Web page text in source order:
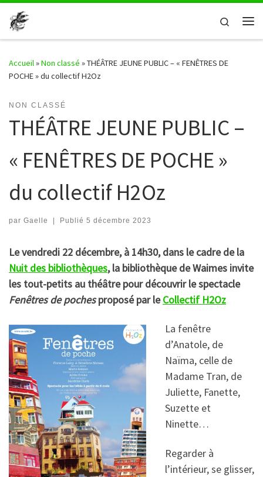
Passer au contenu
Search
Accueil»Non classé »THÉÂTRE JEUNE PUBLIC – « FENÊTRES DE
POCHE » du collectif H2Oz
NON CLASSÉ
THÉÂTRE JEUNE PUBLIC –
« FENÊTRES DE POCHE »
du collectif H2Oz
par Gaelle | Publié 5 décembre 2023
Le vendredi 22 décembre, à 14h30, dans le cadre de la
Nuit des bibliothèques, la bibliothèque de Waimes invite
les tout-petits au théâtre pour découvrir le spectacle
Fenêtres de poches proposé par leCollectif H2Oz
La fenêtre
d’Anatole, de
Naïma, celle de
Madame Tran, de
Juliette, Fanette,
Suzette et
Ninette…
Regarder à
l’intérieur, se glisser,